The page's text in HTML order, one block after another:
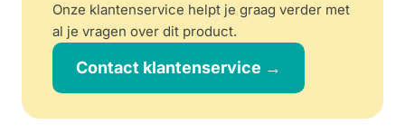
Onze klantenservice helpt je graag verder met
al je vragen over dit product.
Contact klantenservice →